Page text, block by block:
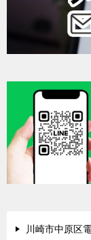
川崎市中原区